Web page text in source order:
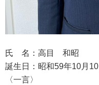
氏 名：高目 和昭
誕生日：昭和59年10月10
〈一言〉